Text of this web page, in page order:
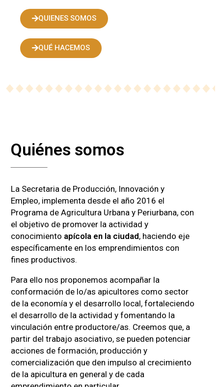
QUIENES SOMOS
QUÉ HACEMOS
Quiénes somos
La Secretaria de Producción, Innovación y
Empleo, implementa desde el año 2016 el
Programa de Agricultura Urbana y Periurbana, con
el objetivo de promover la actividad y
conocimiento apícola en la ciudad, haciendo eje
específicamente en los emprendimientos con
fines productivos.
Para ello nos proponemos acompañar la
conformación de lo/as apicultores como sector
de la economía y el desarrollo local, fortaleciendo
el desarrollo de la actividad y fomentando la
vinculación entre productore/as. Creemos que, a
partir del trabajo asociativo, se pueden potenciar
acciones de formación, producción y
comercialización que den impulso al crecimiento
de la apicultura en general y de cada